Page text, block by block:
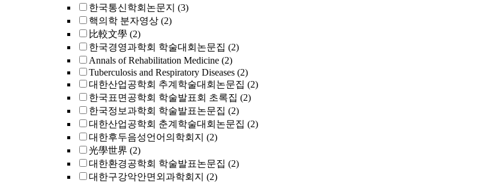
한국통신학회논문지 (3)
핵의학 분자영상 (2)
比較文學 (2)
한국경영과학회 학술대회논문집 (2)
Annals of Rehabilitation Medicine (2)
Tuberculosis and Respiratory Diseases (2)
대한산업공학회 추계학술대회논문집 (2)
한국표면공학회 학술발표회 초록집 (2)
한국정보과학회 학술발표논문집 (2)
대한산업공학회 춘계학술대회논문집 (2)
대한후두음성언어의학회지 (2)
光學世界 (2)
대한환경공학회 학술발표논문집 (2)
대한구강악안면외과학회지 (2)